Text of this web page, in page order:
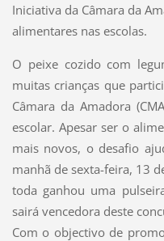
Iniciativa da Câmara da
alimentares nas escolas.
O peixe cozido com
muitas crianças que
Câmara da Amadora
escolar. Apesar ser o
mais novos, o desafio
manhã de sexta-feira, 13
toda ganhou uma
sairá vencedora deste
Com o objectivo de